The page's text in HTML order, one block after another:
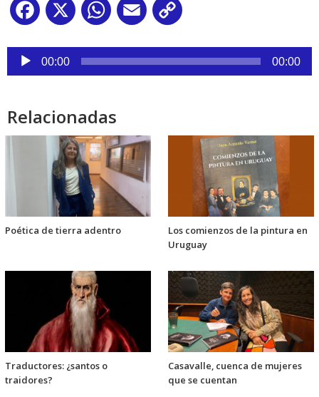
Facebook
X WhatsApp
Email
Reproductor
audio
00:00 00:00
Relacionadas
Poética de tierra adentro
Los comienzos de la pintura en
Uruguay
Traductores: ¿santos o
traidores?
Casavalle, cuenca de mujeres
que se cuentan